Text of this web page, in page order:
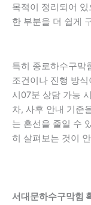
목적이 정리되어
한 부분을 더 쉽게
특히 종로하수구막
조건이나 진행 방
시07분 상담 가능
차, 사후 안내 기준
는 혼선을 줄일 수
히 살펴보는 것이
서대문하수구막힘